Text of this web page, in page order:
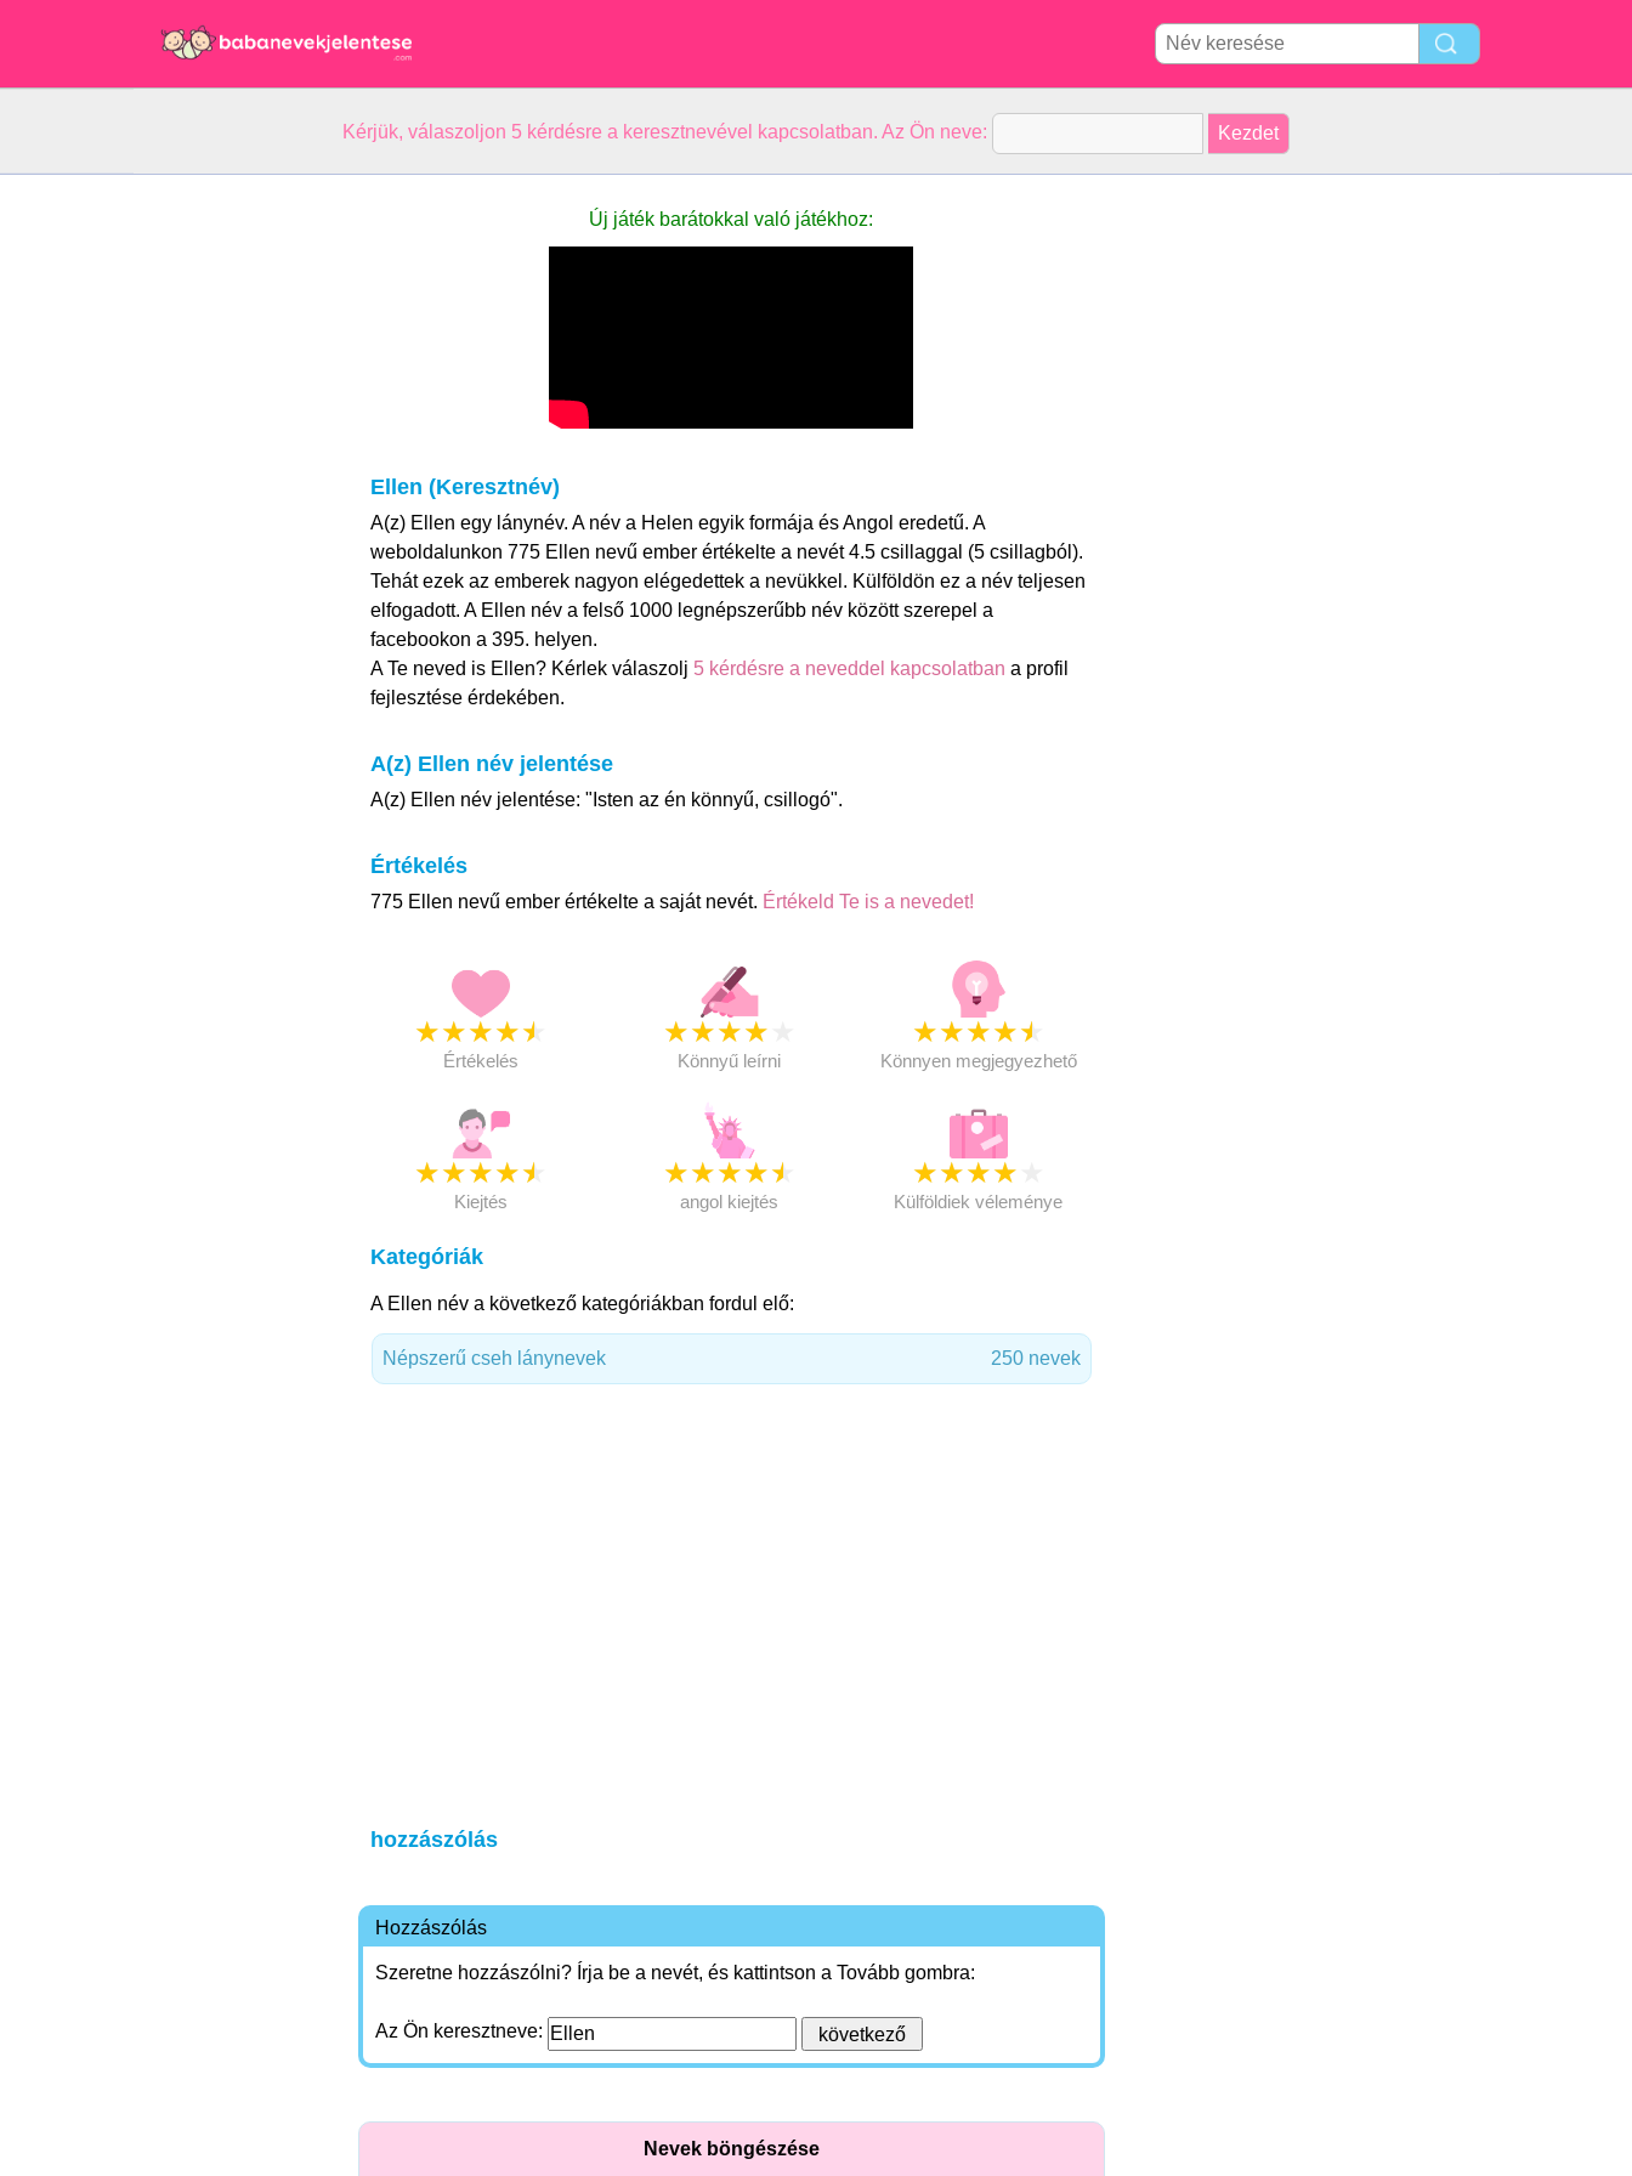
Kérjük, válaszoljon 5 kérdésre a keresztnevével kapcsolatban. Az Ön neve:
Új játék barátokkal való játékhoz:
Ellen (Keresztnév)
A(z) Ellen egy lánynév. A név a Helen egyik formája és Angol eredetű. A
weboldalunkon 775 Ellen nevű ember értékelte a nevét 4.5 csillaggal (5 csillagból).
Tehát ezek az emberek nagyon elégedettek a nevükkel. Külföldön ez a név teljesen
elfogadott. A Ellen név a felső 1000 legnépszerűbb név között szerepel a
facebookon a 395. helyen.
A Te neved is Ellen? Kérlek válaszolj 5 kérdésre a neveddel kapcsolatban a profil
fejlesztése érdekében.
A(z) Ellen név jelentése
A(z) Ellen név jelentése: "Isten az én könnyű, csillogó".
Értékelés
775 Ellen nevű ember értékelte a saját nevét. Értékeld Te is a nevedet!
★★★★★
Értékelés
★★★★
Könnyű leírni
★★★★★
Könnyen megjegyezhető
★★★★★
Kiejtés
★★★★★
angol kiejtés
★★★★
Külföldiek véleménye
Kategóriák
A Ellen név a következő kategóriákban fordul elő:
Népszerű cseh lánynevek 250 nevek
hozzászólás
Hozzászólás
Szeretne hozzászólni? Írja be a nevét, és kattintson a Tovább gombra:
Az Ön keresztneve:
Nevek böngészése